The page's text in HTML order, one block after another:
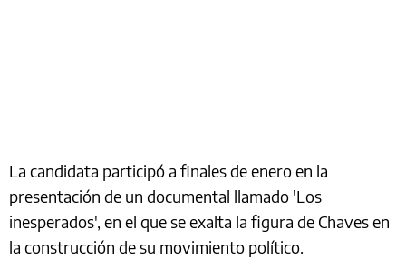
La candidata participó a finales de enero en la
presentación de un documental llamado 'Los
inesperados', en el que se exalta la figura de Chaves en
la construcción de su movimiento político.